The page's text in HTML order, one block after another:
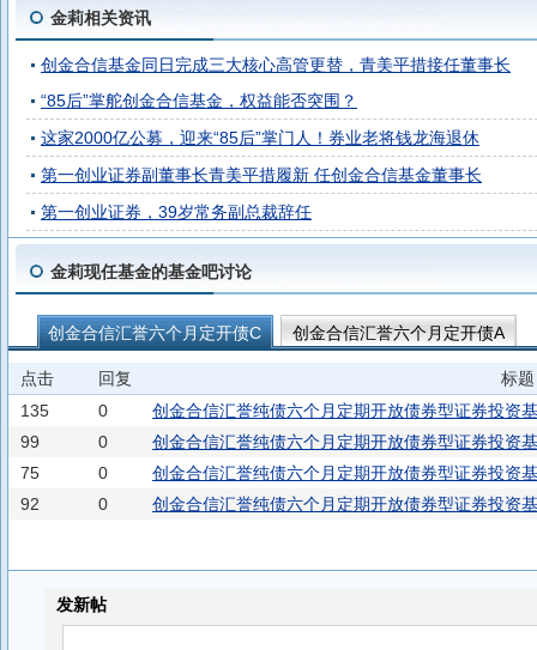
金莉相关资讯
创金合信基金同日完成三大核心高管更替，青美平措接任董事长
“85后”掌舵创金合信基金，权益能否突围？
这家2000亿公募，迎来“85后”掌门人！券业老将钱龙海退休
第一创业证券副董事长青美平措履新 任创金合信基金董事长
第一创业证券，39岁常务副总裁辞任
金莉现任基金的基金吧讨论
创金合信汇誉六个月定开债C 创金合信汇誉六个月定开债A
点击 回复
标题
135
0
创金合信汇誉纯债六个月定期开放债券型证券投资
99
0
创金合信汇誉纯债六个月定期开放债券型证券投资
75
0
创金合信汇誉纯债六个月定期开放债券型证券投资
92
0 创金合信汇誉纯债六个月定期开放债券型证券投资